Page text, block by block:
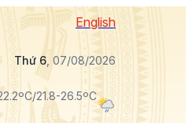
English
Thứ 6, 07/08/2026
21.8-26.5ºC